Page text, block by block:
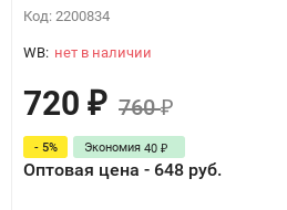
Код: 2200834
WB: нет в наличии
720 ₽ 760₽
- 5% Экономия 40 ₽
Оптовая цена - 648 руб.